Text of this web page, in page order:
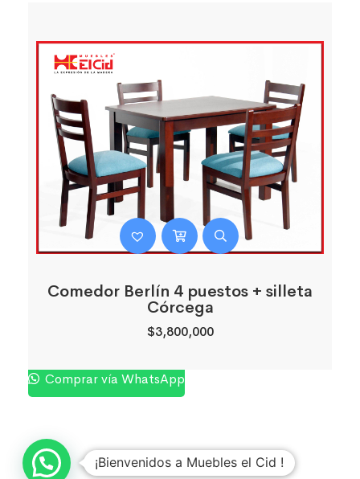
Comedor Berlín 4 puestos + silleta
Córcega
$3,800,000
Comprar vía WhatsApp
¡Bienvenidos a Muebles el Cid !